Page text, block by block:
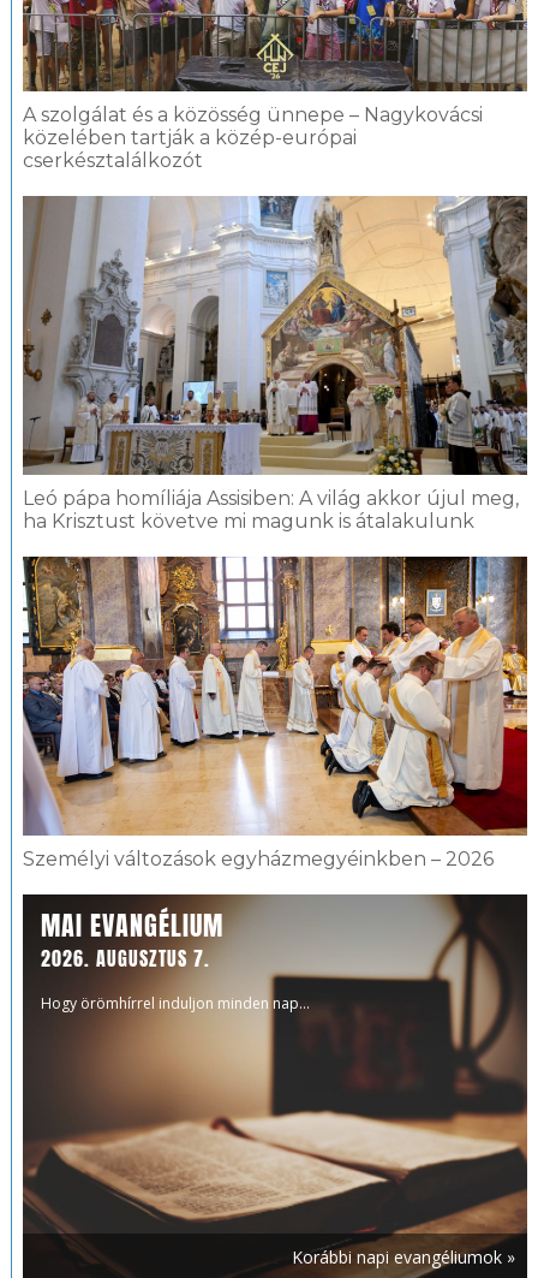
A szolgálat és a közösség ünnepe – Nagykovácsi
közelében tartják a közép-európai
cserkésztalálkozót
Leó pápa homíliája Assisiben: A világ akkor újul meg,
ha Krisztust követve mi magunk is átalakulunk
Személyi változások egyházmegyéinkben – 2026
MAI EVANGÉLIUM
2026. AUGUSZTUS 7.
Hogy örömhírrel induljon minden nap...
Korábbi napi evangéliumok »